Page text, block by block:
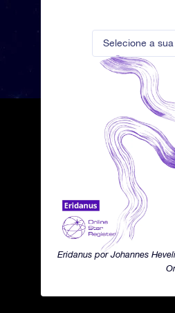
Selecione a
Eridanus por Johannes